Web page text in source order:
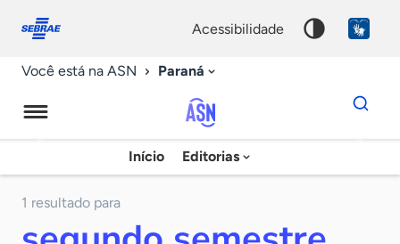
conosco
acessibilidade
Você está na ASN Paraná
Agência
Sebrae
Início Editorias
Dados
para
chave
1 resultado para